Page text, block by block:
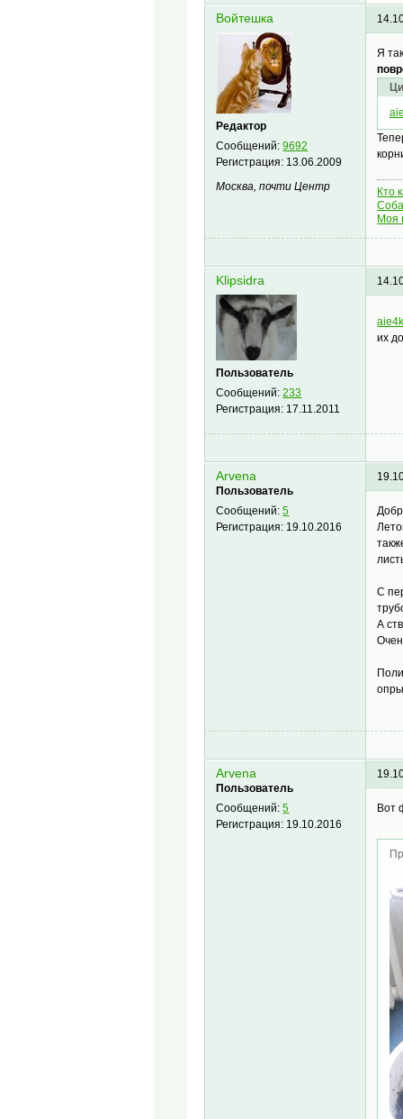
Войтешка
Редактор
Сообщений:9692
Регистрация: 13.06.2009
Москва, почти Центр
Я
Кто
Моя
Klipsidra
Пользователь
Сообщений:233
Регистрация: 17.11.2011
их
Arvena
Пользователь
Сообщений:5
Регистрация: 19.10.2016
С
А
Arvena
Пользователь
Сообщений:5
Регистрация: 19.10.2016
Вот